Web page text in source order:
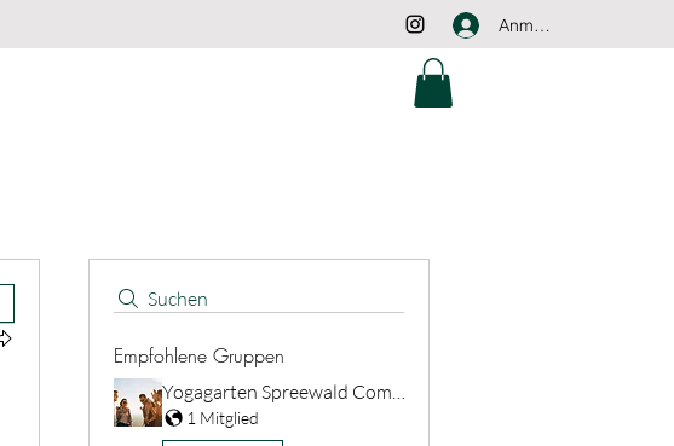
Anmelden
Suchen
Empfohlene Gruppen
1 Mitglied